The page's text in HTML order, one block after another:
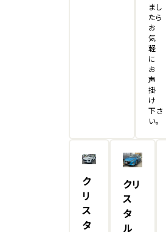
まし
たら
お
気
軽
に
お
声
掛
け
下さ
い。
ク
リ
ス
タ
クリ
ス
タ
ル